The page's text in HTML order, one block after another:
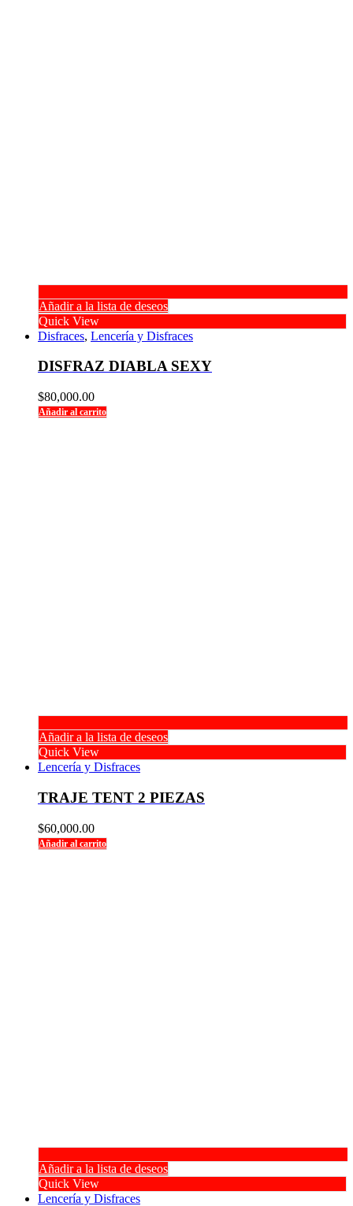
Añadir a la lista de deseos
Quick View
Disfraces, Lencería y Disfraces
DISFRAZ DIABLA SEXY
$80,000.00
Añadir al carrito
Añadir a la lista de deseos
Quick View
Lencería y Disfraces
TRAJE TENT 2 PIEZAS
$60,000.00
Añadir al carrito
Añadir a la lista de deseos
Quick View
Lencería y Disfraces